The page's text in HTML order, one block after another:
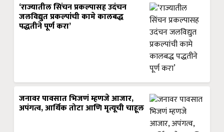
‘राज्यातील सिंचन प्रकल्पासह उदंचन
जलविद्युत प्रकल्पांची कामे कालबद्ध
पद्धतीने पूर्ण करा’
जनावर पावसात भिजणं म्हणजे आजार,
अपंगत्व, आर्थिक तोटा आणि मृत्यूची चाहूल